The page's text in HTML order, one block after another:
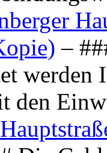
–
werden
den